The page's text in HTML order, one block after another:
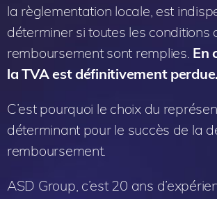
la règlementation locale, est
déterminer si toutes les conditions
remboursement sont remplies. En
la TVA est définitivement perdue.
C’est pourquoi le choix du
déterminant pour le succès de la
remboursement.
ASD Group, c’est 20 ans